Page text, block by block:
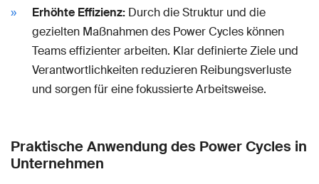
Erhöhte Effizienz: Durch die Struktur und die
gezielten Maßnahmen des Power Cycles können
Teams effizienter arbeiten. Klar definierte Ziele und
Verantwortlichkeiten reduzieren Reibungsverluste
und sorgen für eine fokussierte Arbeitsweise.
Praktische Anwendung des Power Cycles in
Unternehmen